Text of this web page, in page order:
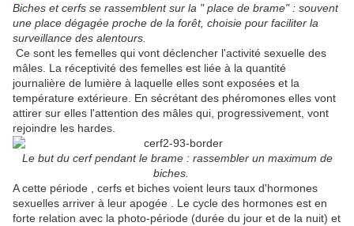
Biches et cerfs se rassemblent sur la " place de brame" : souvent
une place dégagée proche de la forêt, choisie pour faciliter la
surveillance des alentours.
Ce sont les femelles qui vont déclencher l'activité sexuelle des
mâles. La réceptivité des femelles est liée à la quantité
journalière de lumière à laquelle elles sont exposées et la
température extérieure. En sécrétant des phéromones elles vont
attirer sur elles l'attention des mâles qui, progressivement, vont
rejoindre les hardes.
Le but du cerf pendant le brame : rassembler un maximum de
biches.
A cette période , cerfs et biches voient leurs taux d'hormones
sexuelles arriver à leur apogée . Le cycle des hormones est en
forte relation avec la photo-période (durée du jour et de la nuit) et